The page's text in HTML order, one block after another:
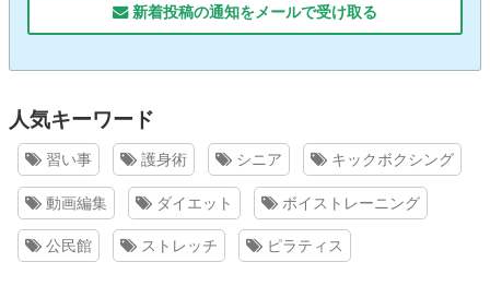
新着投稿の通知をメールで受け取る
人気キーワード
習い事 護身術 シニア キックボクシング
動画編集 ダイエット ボイストレーニング
公民館 ストレッチ ピラティス